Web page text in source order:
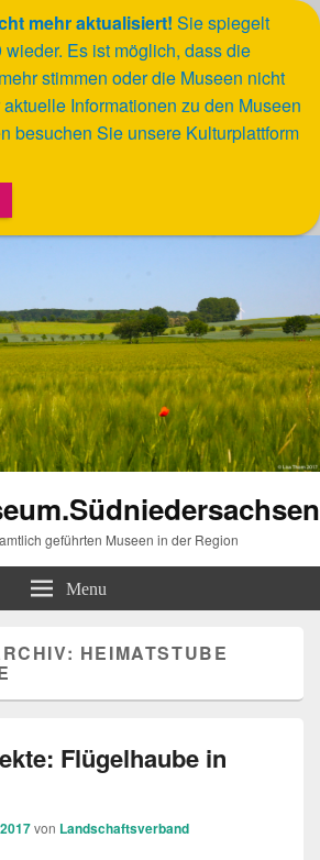
geführten Museen in der Region
Menu
HEIMATSTUBE
Flügelhaube in
von Landschaftsverband
mehr aktualisiert! Sie spiegelt
wieder. Es ist möglich, dass die
stimmen oder die Museen nicht
Informationen zu den Museen
besuchen Sie unsere Kulturplattform